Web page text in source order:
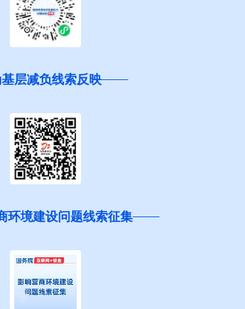
基层减负线索反映
环境建设问题线索征集